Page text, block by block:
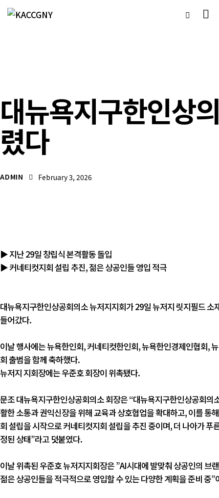
대뉴욕지구한인상
렸다
ADMIN February 3, 2026
▶ 지난 29일 창립식 본격활동 돌입
▶ 커네티컷지회 설립 추진, 젊은 상공인들 영입 적극
대뉴욕지구한인상공회의소 뉴저지지회가 29일 뉴저지 릿지필드
들어갔다.
이날 행사에는 뉴욕한인회, 커네티컷한인회, 뉴욕한인경제인협회,
회 출범을 함께 축하했다.
뉴저지 지회장에는 우준호 회장이 위촉됐다.
문조 대뉴욕지구한인상공회의소 회장은 “대뉴욕지구한인상공회
활한 소통과 권익신장을 위해 교육과 상호협업을 확대하고, 이를 통
회 설립을 시작으로 커네티컷지회 설립을 추진 중이며, 더 나아가
정된 상태”라고 덧붙였다.
이날 위촉된 우준호 뉴저지지회장은 ”AI시대에 발맞춰 상공인의 브
젊은 상공인들을 적극적으로 영입할 수 있는 다양한 계획을 준비 중